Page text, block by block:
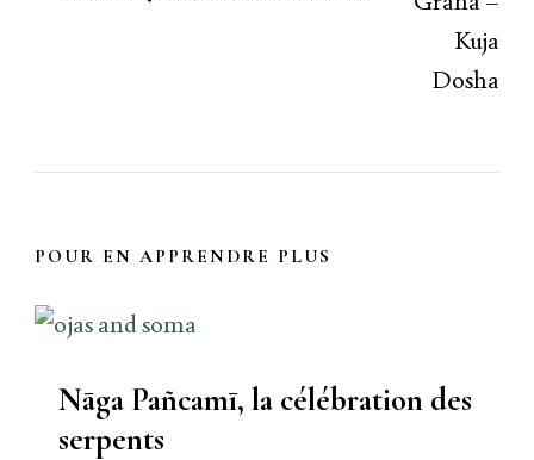
POUR EN APPRENDRE PLUS
Nāga Pañcamī, la célébration des
serpents